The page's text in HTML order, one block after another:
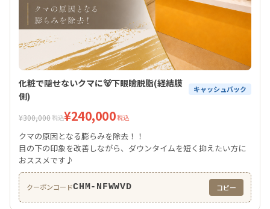
化粧で隠せないクマに🐻下眼瞼脱脂(経結膜
側)
キャッシュバック
¥300,000税込¥240,000税込
クマの原因となる膨らみを除去！！
目の下の印象を改善しながら、ダウンタイムを短く抑えたい方に
おススメです♪
クーポンコードCHM-NFWWVD コピー